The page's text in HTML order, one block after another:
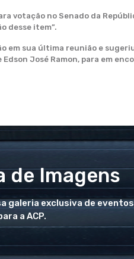
votação no Senado da
desse item”.
em sua última reunião e
José Ramon, para em
de Imagens
galeria exclusiva de
a ACP.